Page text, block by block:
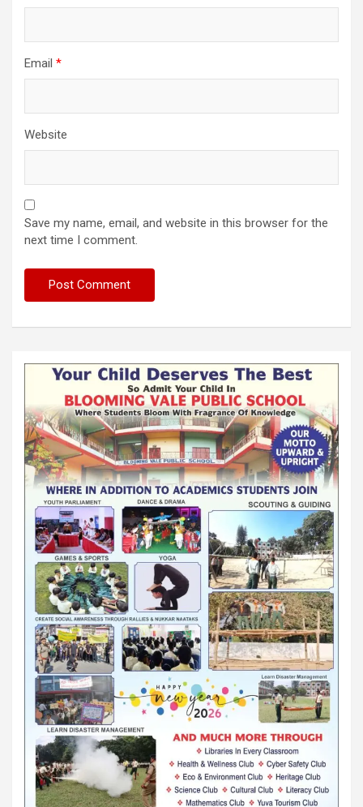
Email *
Website
Save my name, email, and website in this browser for the
next time I comment.